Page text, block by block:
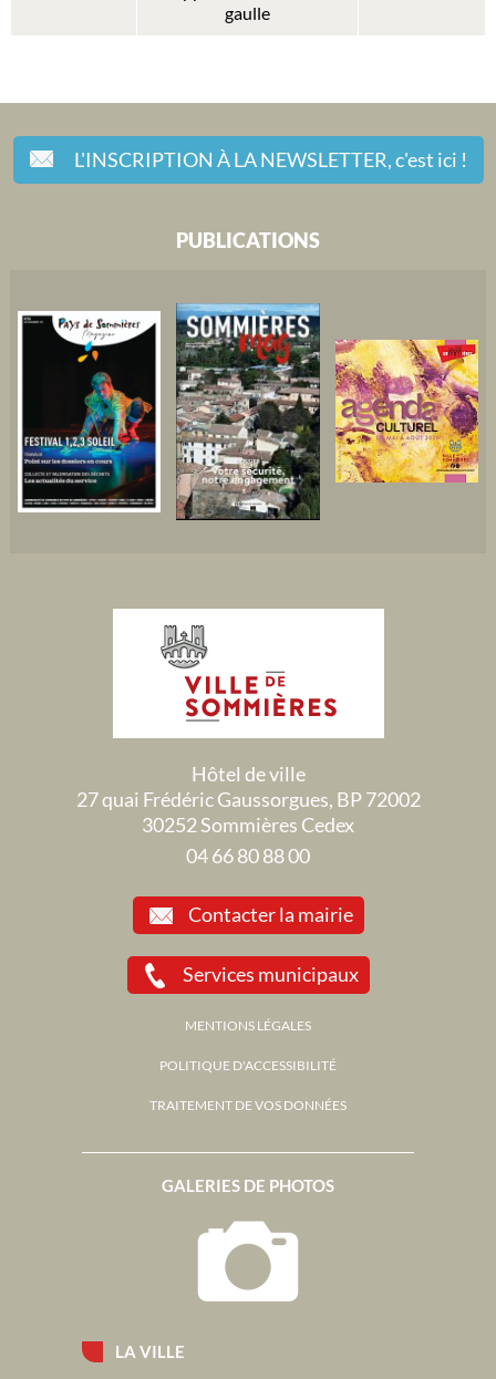
gaulle
L'INSCRIPTION À LA NEWSLETTER,c'est ici !
LA VILLE
GALERIES DE PHOTOS
PUBLICATIONS
Hôtel de ville
27 quai Frédéric Gaussorgues, BP 72002
30252 Sommières Cedex
04 66 80 88 00
Contacter la mairie
Services municipaux
MENTIONS LÉGALES
POLITIQUE D'ACCESSIBILITÉ
TRAITEMENT DE VOS DONNÉES